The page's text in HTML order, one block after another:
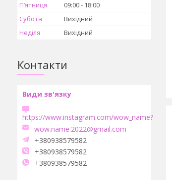
Пʼятниця
09:00
18:00
Субота
Вихідний
Неділя
Вихідний
Контакти
https://www.instagram.com/wow_name?
wow.name.2022@gmail.com
+380938579582
+380938579582
+380938579582